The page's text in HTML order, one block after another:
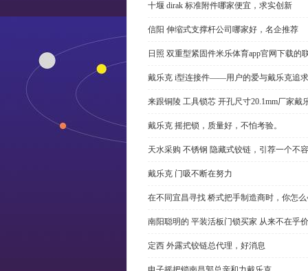
十堰 dirak 标准附件哪家便宜，求实创新
信阳 伸缩式支撑杆公司哪家好，名企推荐
日照 双重型紧固件米乐体育app官网下载的
戴乐克 i型连接件——用户的爱与戴乐克追求
来跟铜陵 工具锁芯 开孔尺寸20.1mm厂家
戴乐克 摇把锁，质量好，不怕考验。
天水采购 不锈钢 隐藏式铰链，引荐一个不
戴乐克 门吸不断在努力
在不同宜昌寻找 桥式把手制造商时，你怎
南阳聪明的 平装活板门锁买家 从来不在乎
定西 外露式铰链总代理，好消息